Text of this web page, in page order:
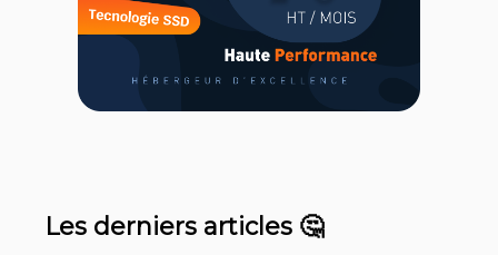
Les derniers articles 🤔